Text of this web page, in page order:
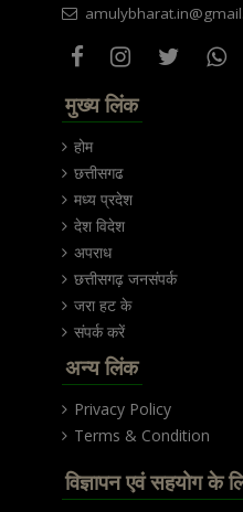
मुख्य लिंक
होम
छत्तीसगढ
मध्य प्रदेश
देश विदेश
अपराध
छत्तीसगढ़ जनसंपर्क
जरा हट के
संपर्क करें
अन्य लिंक
Privacy Policy
Terms & Condition
विज्ञापन एवं सहयोग के